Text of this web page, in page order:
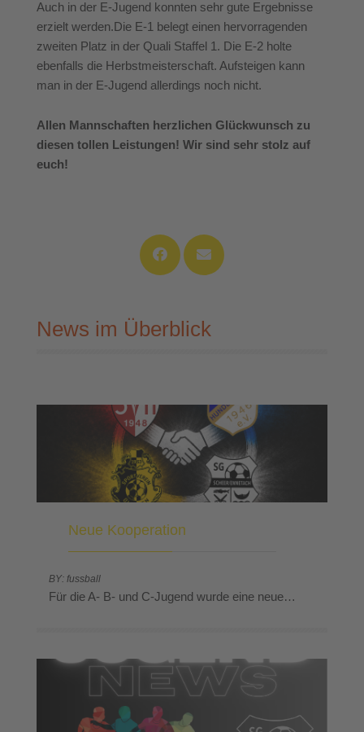
Auch in der E-Jugend konnten sehr gute Ergebnisse
erzielt werden.Die E-1 belegt einen hervorragenden
zweiten Platz in der Quali Staffel 1. Die E-2 holte
ebenfalls die Herbstmeisterschaft. Aufsteigen kann
man in der E-Jugend allerdings noch nicht.
Allen Mannschaften herzlichen Glückwunsch zu
diesen tollen Leistungen! Wir sind sehr stolz auf
euch!
News im Überblick
Neue Kooperation
BY: fussball
Für die A- B- und C-Jugend wurde eine neue…